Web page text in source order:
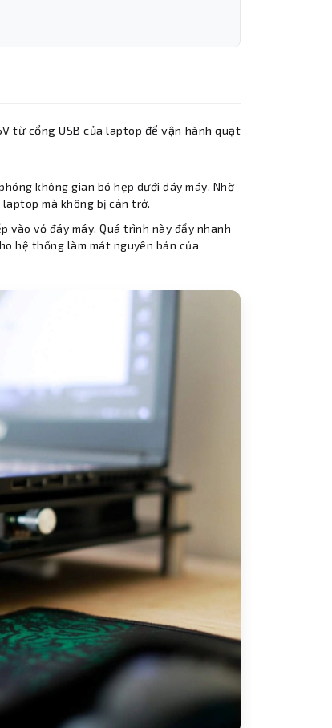
từ cổng USB của laptop để vận hành quạt
không gian bó hẹp dưới đáy máy. Nhờ
mà không bị cản trở.
vỏ đáy máy. Quá trình này đẩy nhanh
hệ thống làm mát nguyên bản của